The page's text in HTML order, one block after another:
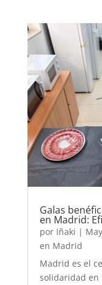
Galas
en Madrid:
por Iñaki |
en Madrid
Madrid es el
solidaridad en